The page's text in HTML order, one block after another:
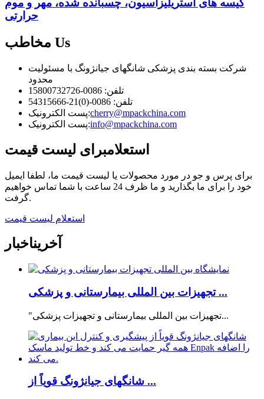
کیسه های استریلیزاسیون، چسبانده شده، مهر و موم
حرارتی
مخاطب Us
شرکت بسته بندی پزشکی شانگهای جیانژونگ با مسئولیت
محدود
تلفن: 0086-15800732726
تلفن: 0086-(0)21-54315666
پست الکترونیک:cherry@mpackchina.com
پست الکترونیک:info@mpackchina.com
استعلامبرای لیست قیمت
برای پرس و جو در مورد محصولات یا لیست قیمت ما، لطفا ایمیل
خود را برای ما بگذارید و ما ظرف 24 ساعت با شما تماس خواهیم
گرفت.
استعلام لیست قیمت
آخریناخبار
تجهیزات بین المللی بیمارستانی و پزشکی ...
"تجهیزات بین المللی بیمارستانی و تجهیزات پزشکی...
شانگهای جیانژونگ قویاً از ...